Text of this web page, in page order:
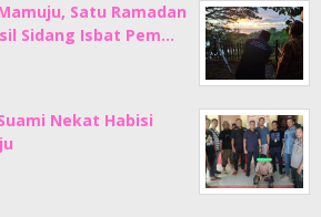
Satu Ramadan
Sidang Isbat Pem…
Nekat Habisi